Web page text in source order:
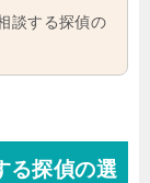
談する探偵の
る探偵の選